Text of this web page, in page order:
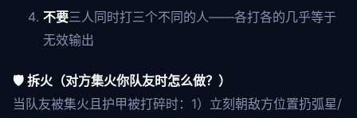
不要三人同时打三个不同的人——各打各的几乎等于
无效输出
🛡️ 拆火（对方集火你队友时怎么做？）
当队友被集火且护甲被打碎时：1）立刻朝敌方位置扔弧星/